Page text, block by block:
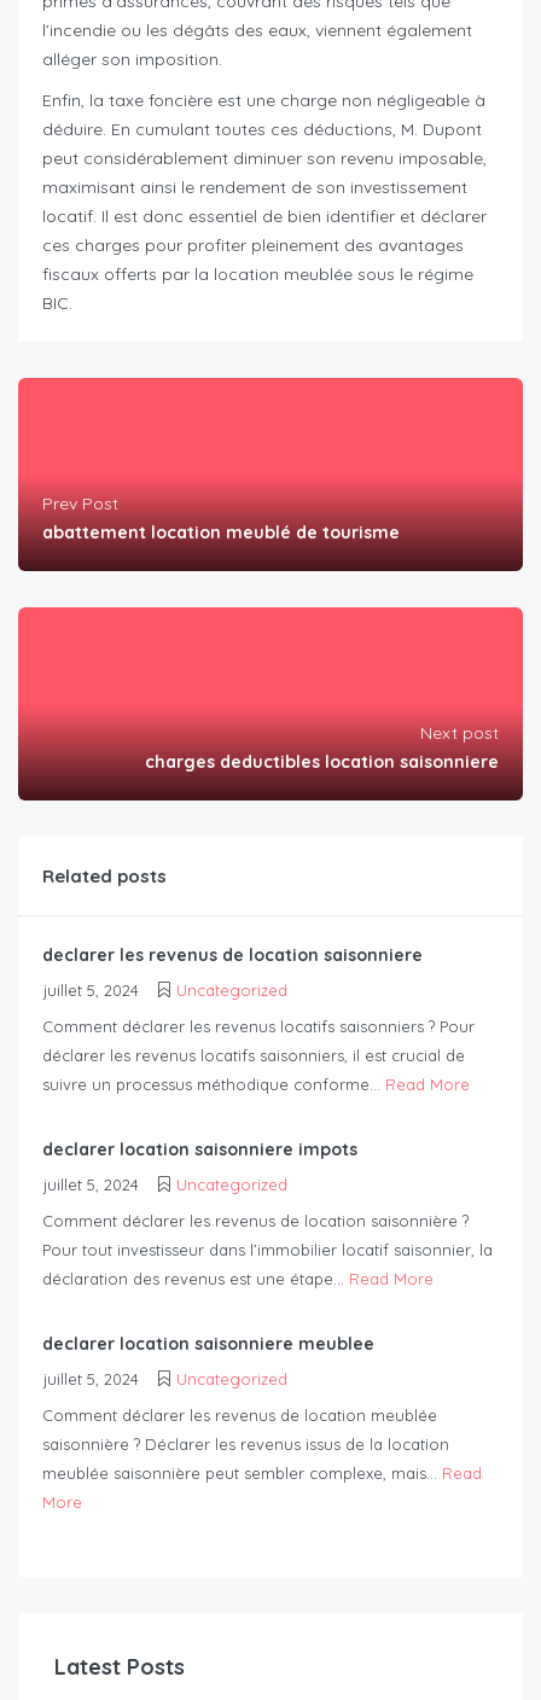
l’incendie ou les dégâts des eaux, viennent également
alléger son imposition.
Enfin, la taxe foncière est une charge non négligeable à
déduire. En cumulant toutes ces déductions, M. Dupont
peut considérablement diminuer son revenu imposable,
maximisant ainsi le rendement de son investissement
locatif. Il est donc essentiel de bien identifier et déclarer
ces charges pour profiter pleinement des avantages
fiscaux offerts par la location meublée sous le régime
BIC.
Prev Post
abattement location meublé de tourisme
Next post
charges deductibles location saisonniere
Related posts
declarer les revenus de location saisonniere
juillet 5, 2024
Uncategorized
Comment déclarer les revenus locatifs saisonniers ? Pour
déclarer les revenus locatifs saisonniers, il est crucial de
suivre un processus méthodique conforme... Read More
declarer location saisonniere impots
juillet 5, 2024
Uncategorized
Comment déclarer les revenus de location saisonnière ?
Pour tout investisseur dans l’immobilier locatif saisonnier, la
déclaration des revenus est une étape... Read More
declarer location saisonniere meublee
juillet 5, 2024
Uncategorized
Comment déclarer les revenus de location meublée
saisonnière ? Déclarer les revenus issus de la location
meublée saisonnière peut sembler complexe, mais... Read
More
Latest Posts